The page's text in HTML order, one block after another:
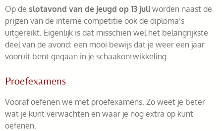
Op de slotavond van de jeugd op 13 juli worden naast de
prijzen van de interne competitie ook de diploma’s
uitgereikt. Eigenlijk is dat misschien wel het belangrijkste
deel van de avond: een mooi bewijs dat je weer een jaar
vooruit bent gegaan in je schaakontwikkeling.
Proefexamens
Vooraf oefenen we met proefexamens. Zo weet je beter
wat je kunt verwachten en waar je nog extra op kunt
oefenen.